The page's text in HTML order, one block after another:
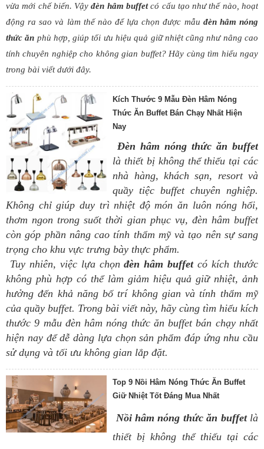
vừa mới chế biến. Vậyđèn hâm buffetcó cấu tạo như thế nào, hoạt
động ra sao và làm thế nào để lựa chọn được mẫu đèn hâm nóng
thức ăn phù hợp, giúp tối ưu hiệu quả giữ nhiệt cũng như nâng cao
tính chuyên nghiệp cho không gian buffet? Hãy cùng tìm hiểu ngay
trong bài viết dưới đây.
Kích Thước 9 Mẫu Đèn Hâm Nóng
Thức Ăn Buffet Bán Chạy Nhất Hiện
Nay
Đèn hâm nóng thức ăn buffet
là thiết bị không thể thiếu tại các
nhà hàng, khách sạn, resort và
quầy tiệc buffet chuyên nghiệp.
Không chỉ giúp duy trì nhiệt độ món ăn luôn nóng hổi,
thơm ngon trong suốt thời gian phục vụ, đèn hâm buffet
còn góp phần nâng cao tính thẩm mỹ và tạo nên sự sang
trọng cho khu vực trưng bày thực phẩm.
Tuy nhiên, việc lựa chọnđèn hâm buffetcó kích thước
không phù hợp có thể làm giảm hiệu quả giữ nhiệt, ảnh
hưởng đến khả năng bố trí không gian và tính thẩm mỹ
của quầy buffet. Trong bài viết này, hãy cùng tìm hiểu kích
thước 9 mẫu đèn hâm nóng thức ăn buffet bán chạy nhất
hiện nay để dễ dàng lựa chọn sản phẩm đáp ứng nhu cầu
sử dụng và tối ưu không gian lắp đặt.
Top 9 Nồi Hâm Nóng Thức Ăn Buffet
Giữ Nhiệt Tốt Đáng Mua Nhất
Nồi hâm nóng thức ăn buffet là
thiết bị không thể thiếu tại các